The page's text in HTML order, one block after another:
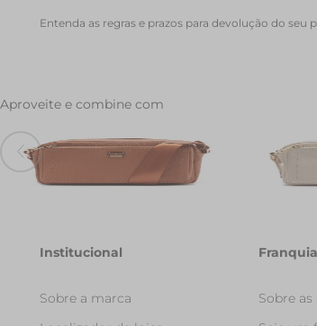
Entenda as regras e prazos para devolução do seu
Aproveite e combine com
Bolsa Tiracolo Media Floater
Gorgurao Marrom
R$ 249,90
Bolsa
Gorgurao
R$ 249,90
Institucional
Sobre a marca
Sobre as